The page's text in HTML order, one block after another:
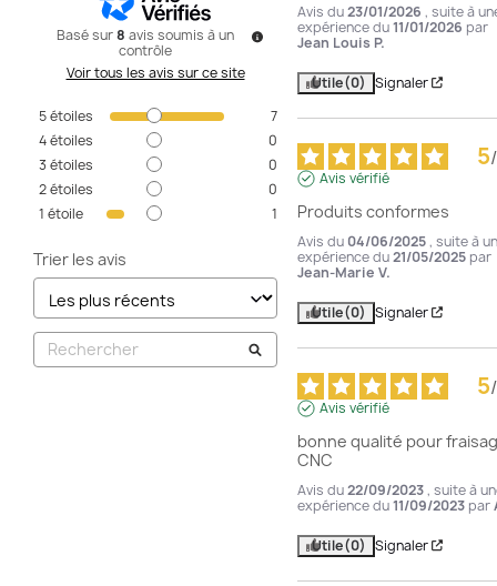
Basé sur8 avis soumis à un
contrôle
Voir tous les avis sur ce site
5étoiles
7
4étoiles
0
3 étoiles
0
2étoiles
0
1 étoile 1
Trier les avis
Avis du23/01/2026 , suite à
expérience du11/01/2026 par
Jean Louis P.
Utile(0) Signaler
5/
Avis vérifié
Produits conformes
Avis du 04/06/2025, suite à
expérience du21/05/2025 par
Jean-Marie V.
Utile(0) Signaler
5/
Avis vérifié
bonne qualité pour
CNC
Avis du22/09/2023, suite à
expérience du11/09/2023 par
Utile(0) Signaler